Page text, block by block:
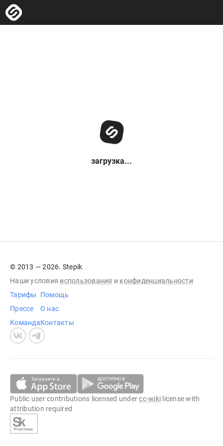
загрузка...
© 2013 — 2026. Stepik
Наши условия использования и конфиденциальности
Тарифы
Прессе
Команда
Помощь
О нас
Контакты
Public user contributions licensed undercc-wiki license with
attribution required